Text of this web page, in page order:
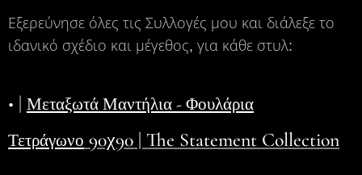
Εξερεύνησε όλες τις Συλλογές μου και διάλεξε το
ιδανικό σχέδιο και μέγεθος, για κάθε στυλ:
• | Μεταξωτά Μαντήλια - Φουλάρια
Τετράγωνο 90χ90 | The Statement Collection